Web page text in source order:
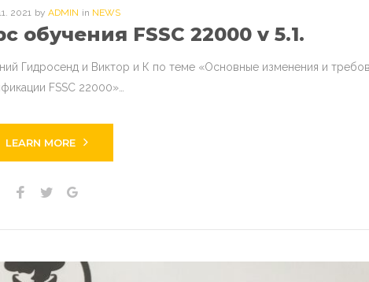
. 2021 by ADMIN in NEWS
обучения FSSC 22000 v 5.1.
Гидросенд и Виктор и К по теме «Основные изменения и
FSSC 22000»…
LEARN MORE